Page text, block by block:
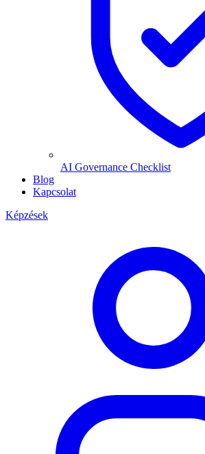
AI Governance Checklist
Blog
Kapcsolat
Képzések